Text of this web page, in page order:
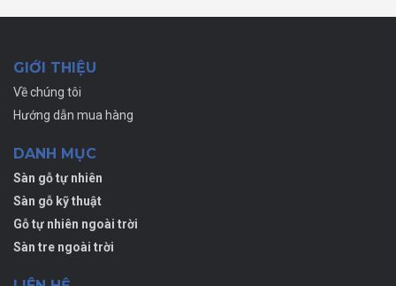
GIỚI THIỆU
Về chúng tôi
Hướng dẫn mua hàng
DANH MỤC
Sàn gỗ tự nhiên
Sàn gỗ kỹ thuật
Gỗ tự nhiên ngoài trời
Sàn tre ngoài trời